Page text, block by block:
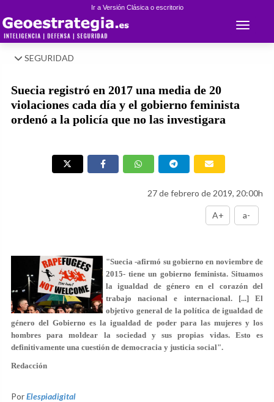
Ir a Versión Clásica o escritorio
Toggle
SEGURIDAD
Suecia registró en 2017 una media de 20
violaciones cada día y el gobierno feminista
ordenó a la policía que no las investigara
27 de febrero de 2019, 20:00h
A+ a-
"Suecia -afirmó su gobierno en noviembre de
2015- tiene un gobierno feminista. Situamos
la igualdad de género en el corazón del
trabajo nacional e internacional. [...] El
objetivo general de la política de igualdad de
género del Gobierno es la igualdad de poder para las mujeres y los
hombres para moldear la sociedad y sus propias vidas. Esto es
definitivamente una cuestión de democracia y justicia social".
Redacción
PorElespiadigital